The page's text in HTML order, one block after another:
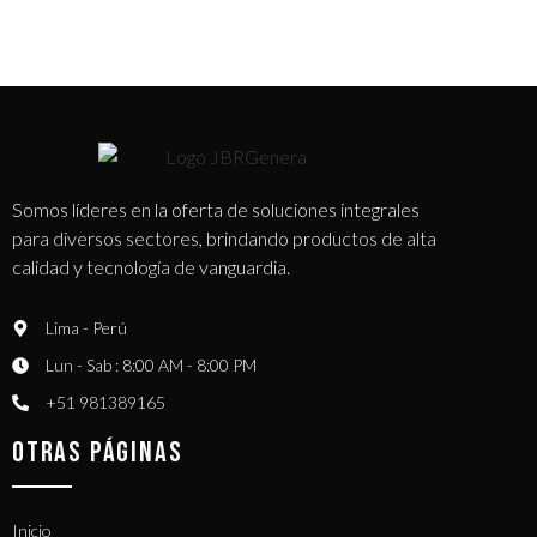
Somos líderes en la oferta de soluciones integrales
para diversos sectores, brindando productos de alta
calidad y tecnología de vanguardia.
Lima - Perú
Lun - Sab : 8:00 AM - 8:00 PM
+51 981389165​
OTRAS PÁGINAS
Inicio